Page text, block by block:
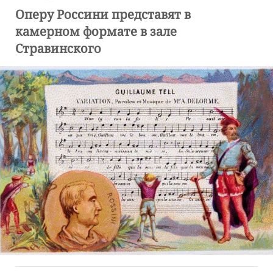
Оперу Россини представят в
камерном формате в зале
Стравинского